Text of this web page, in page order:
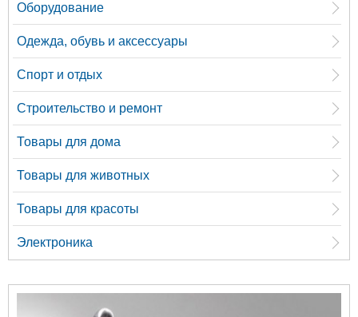
Оборудование
Одежда, обувь и аксессуары
Спорт и отдых
Строительство и ремонт
Товары для дома
Товары для животных
Товары для красоты
Электроника